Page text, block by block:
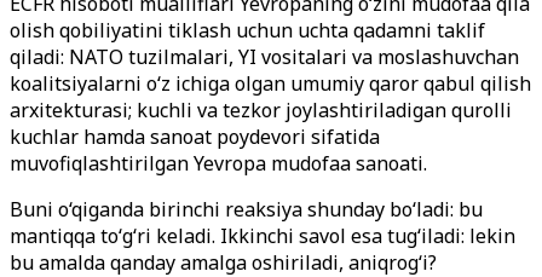
olish qobiliyatini tiklash uchun uchta qadamni taklif
qiladi: NATO tuzilmalari, YI vositalari va moslashuvchan
koalitsiyalarni o‘z ichiga olgan umumiy qaror qabul qilish
arxitekturasi; kuchli va tezkor joylashtiriladigan qurolli
kuchlar hamda sanoat poydevori sifatida
muvofiqlashtirilgan Yevropa mudofaa sanoati.
Buni o‘qiganda birinchi reaksiya shunday bo‘ladi: bu
mantiqqa to‘g‘ri keladi. Ikkinchi savol esa tug‘iladi: lekin
bu amalda qanday amalga oshiriladi, aniqrog‘i?